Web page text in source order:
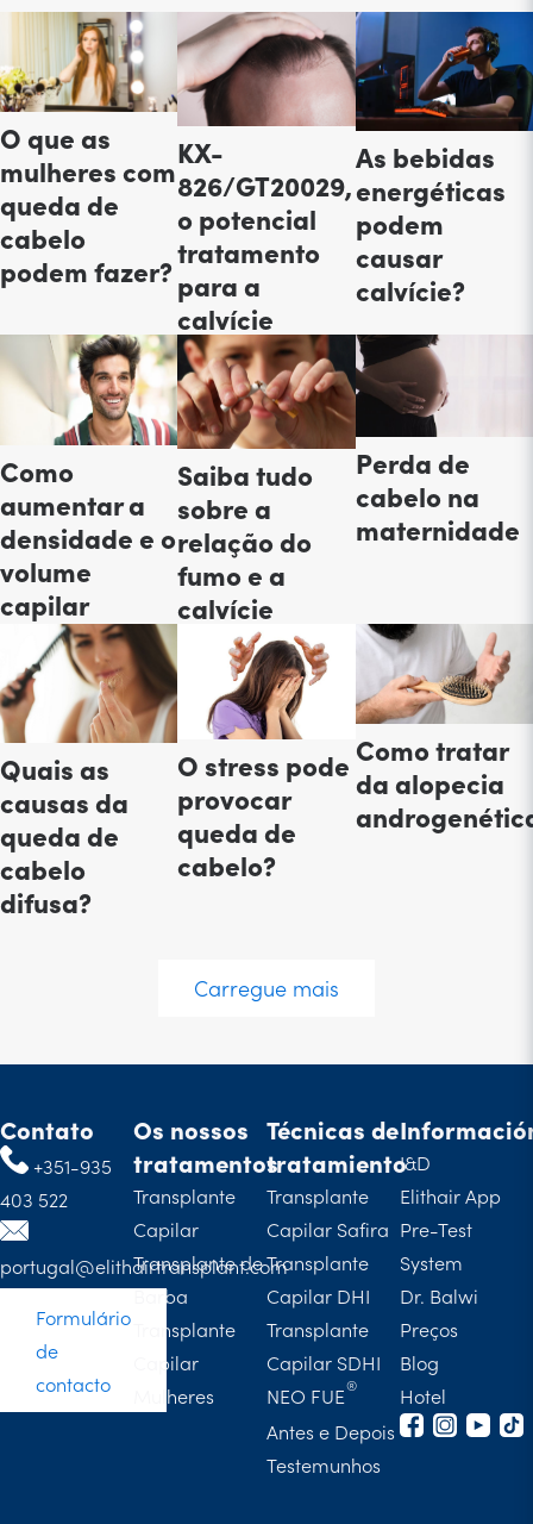
O que as
mulheres com
queda de
cabelo
podem fazer?
KX-
826/GT20029,
o potencial
tratamento
para a
calvície
As bebidas
energéticas
podem
causar
calvície?
Como
aumentar a
densidade e o
volume
capilar
Saiba tudo
sobre a
relação do
fumo e a
calvície
Perda de
cabelo na
maternidade
Quais as
causas da
queda de
cabelo
difusa?
O stress pode
provocar
queda de
cabelo?
Como tratar
da alopecia
Carregue mais
Contato
+351-935
403 522
portugal@elithairtransplant.com
Formulário
de
contacto
Os nossos
tratamentos
Transplante
Capilar
Transplante de
Barba
Transplante
Capilar
Mulheres
Técnicas de
tratamiento
Transplante
Capilar Safira
Transplante
Capilar DHI
Transplante
Capilar SDHI
NEO FUE
Antes e Depois
Testemunhos
I&D
Elithair App
Pre-Test
System
Dr. Balwi
Preços
Blog
Hotel